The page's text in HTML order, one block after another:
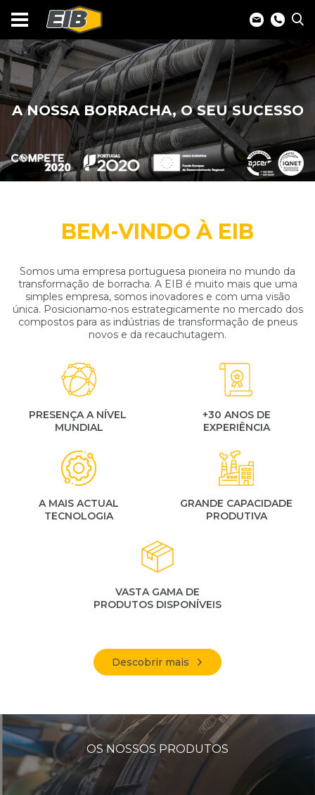
A NOSSA BORRACHA, O SEU SUCESSO
BEM-VINDO À EIB
Somos uma empresa portuguesa pioneira no mundo da
transformação de borracha. A EIB é muito mais que uma
simples empresa, somos inovadores e com uma visão
única. Posicionamo-nos estrategicamente no mercado dos
compostos para as indústrias de transformação de pneus
novos e da recauchutagem.
PRESENÇA A NÍVEL
MUNDIAL
+30 ANOS DE
EXPERIÊNCIA
A MAIS ACTUAL
TECNOLOGIA
GRANDE CAPACIDADE
PRODUTIVA
VASTA GAMA DE
PRODUTOS DISPONÍVEIS
Descobrir mais
OS NOSSOS PRODUTOS